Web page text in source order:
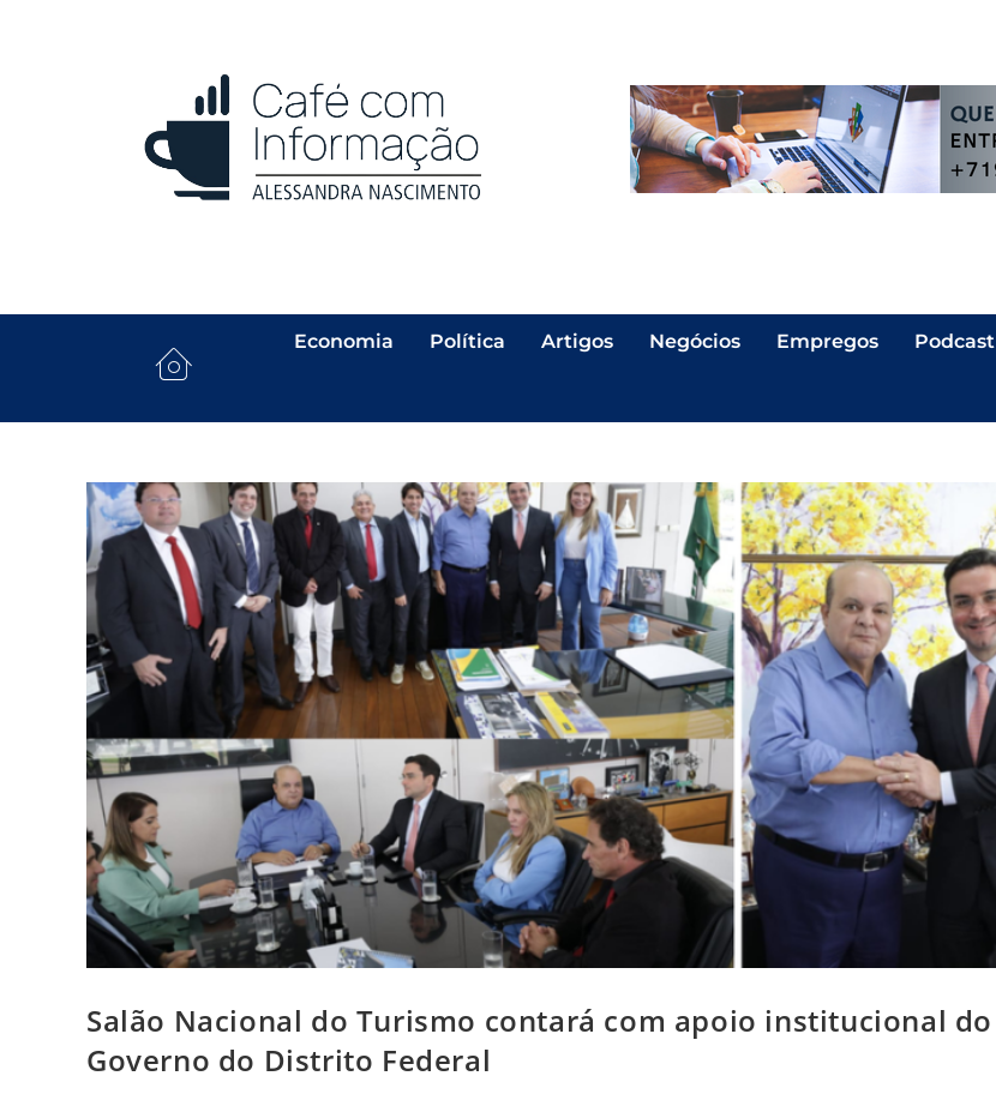
Economia Política Artigos Negócios Empregos Podcast
Salão Nacional do Turismo contará com apoio institucional do
Governo do Distrito Federal